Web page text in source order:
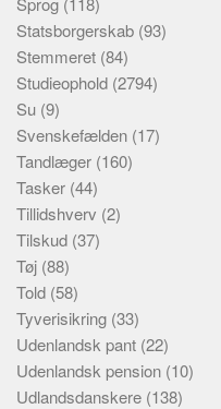
Statsborgerskab (93)
Stemmeret (84)
Studieophold (2794)
Su (9)
Svenskefælden (17)
Tandlæger (160)
Tasker (44)
Tillidshverv (2)
Tilskud (37)
Tøj (88)
Told (58)
Tyverisikring (33)
Udenlandsk pant (22)
Udenlandsk pension (10)
Udlandsdanskere (138)